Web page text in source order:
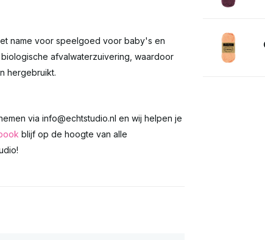
name voor speelgoed voor baby's en
afvalwaterzuivering, waardoor
hergebruikt.
via info@echtstudio.nl en wij helpen je
blijf op de hoogte van alle